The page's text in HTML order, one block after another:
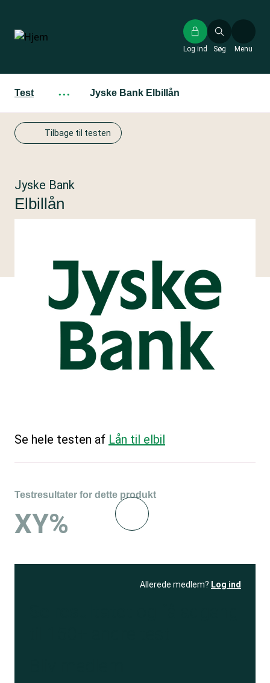
hovedindhold
Søg
Log ind Menu
Test ··· Jyske Bank Elbillån
Tilbage til testen
Jyske Bank
Elbillån
Se hele testen af Lån til elbil
Testresultater for dette produkt
XY%
Allerede medlem? Log ind